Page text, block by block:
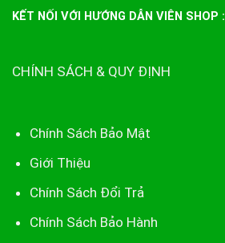
KẾT NỐI VỚI HƯỚNG DẪN VIÊN SHOP :
CHÍNH SÁCH & QUY ĐỊNH
Chính Sách Bảo Mật
Giới Thiệu
Chính Sách Đổi Trả
Chính Sách Bảo Hành